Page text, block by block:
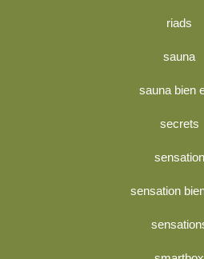
riads
sauna
sauna bien
secrets
sensation
sensation